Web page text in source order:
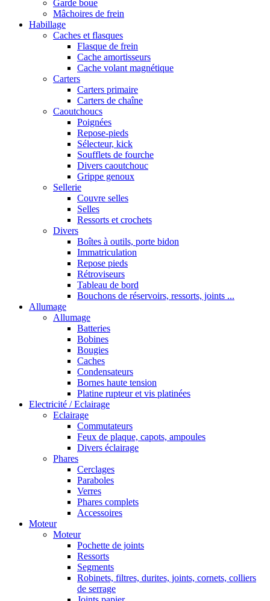
Garde boue
Mâchoires de frein
Habillage
Caches et flasques
Flasque de frein
Cache amortisseurs
Cache volant magnétique
Carters
Carters primaire
Carters de chaîne
Caoutchoucs
Poignées
Repose-pieds
Sélecteur, kick
Soufflets de fourche
Divers caoutchouc
Grippe genoux
Sellerie
Couvre selles
Selles
Ressorts et crochets
Divers
Boîtes à outils, porte bidon
Immatriculation
Repose pieds
Rétroviseurs
Tableau de bord
Bouchons de réservoirs, ressorts, joints ...
Allumage
Allumage
Batteries
Bobines
Bougies
Caches
Condensateurs
Bornes haute tension
Platine rupteur et vis platinées
Electricité / Eclairage
Eclairage
Commutateurs
Feux de plaque, capots, ampoules
Divers éclairage
Phares
Cerclages
Paraboles
Verres
Phares complets
Accessoires
Moteur
Moteur
Pochette de joints
Ressorts
Segments
Robinets, filtres, durites, joints, cornets, colliers
de serrage